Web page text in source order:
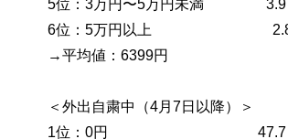
5位：3万円〜5万円未満 3.9
6位：5万円以上 2.8
→平均値：6399円
＜外出自粛中（4月7日以降）＞
1位：0円 47.7